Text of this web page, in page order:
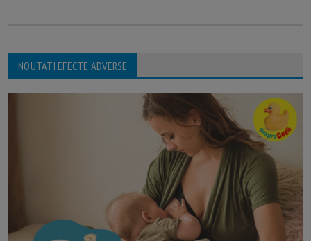
NOUTATI EFECTE ADVERSE